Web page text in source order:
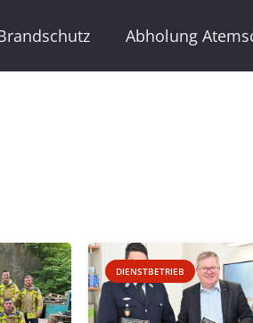
Abholung
DIENSTBETRIEB